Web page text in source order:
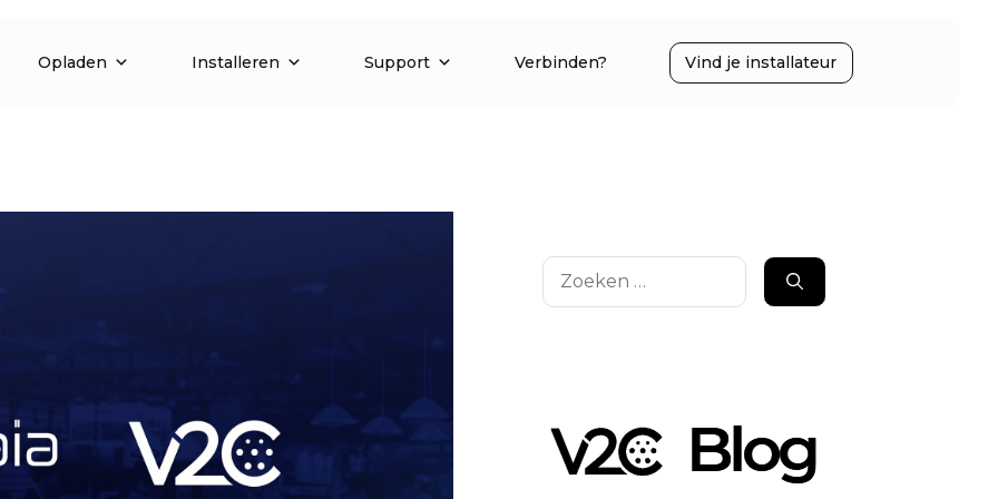
Opladen Installeren Support Verbinden? Vind je installateur
Zoek
naar: